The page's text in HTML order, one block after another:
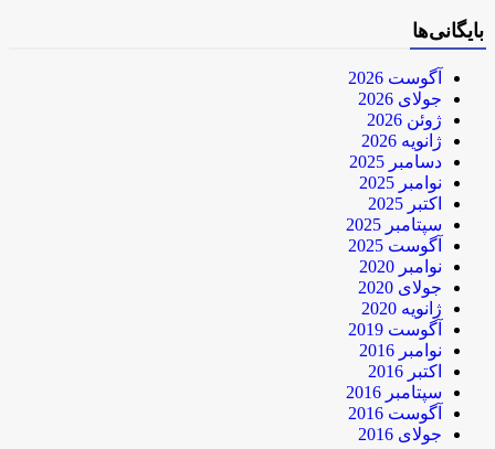
بایگانی‌ها
آگوست 2026
جولای 2026
ژوئن 2026
ژانویه 2026
دسامبر 2025
نوامبر 2025
اکتبر 2025
سپتامبر 2025
آگوست 2025
نوامبر 2020
جولای 2020
ژانویه 2020
آگوست 2019
نوامبر 2016
اکتبر 2016
سپتامبر 2016
آگوست 2016
جولای 2016